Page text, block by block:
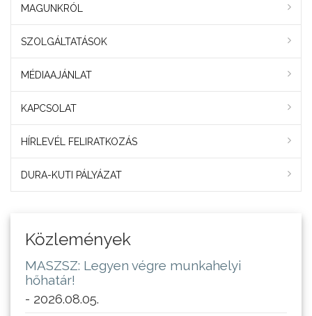
MAGUNKRÓL
SZOLGÁLTATÁSOK
MÉDIAAJÁNLAT
KAPCSOLAT
HÍRLEVÉL FELIRATKOZÁS
DURA-KUTI PÁLYÁZAT
Közlemények
MASZSZ: Legyen végre munkahelyi
hőhatár!
- 2026.08.05.